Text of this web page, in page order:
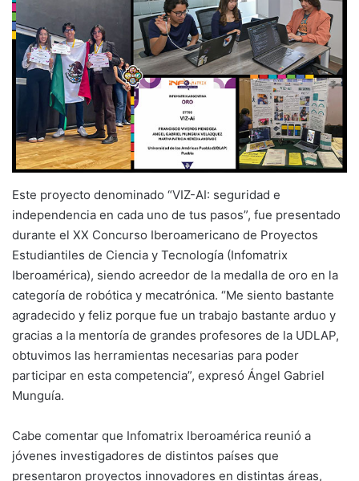
Este proyecto denominado “VIZ-AI: seguridad e
independencia en cada uno de tus pasos”, fue presentado
durante el XX Concurso Iberoamericano de Proyectos
Estudiantiles de Ciencia y Tecnología (Infomatrix
Iberoamérica), siendo acreedor de la medalla de oro en la
categoría de robótica y mecatrónica. “Me siento bastante
agradecido y feliz porque fue un trabajo bastante arduo y
gracias a la mentoría de grandes profesores de la UDLAP,
obtuvimos las herramientas necesarias para poder
participar en esta competencia”, expresó Ángel Gabriel
Munguía.
Cabe comentar que Infomatrix Iberoamérica reunió a
jóvenes investigadores de distintos países que
presentaron proyectos innovadores en distintas áreas,